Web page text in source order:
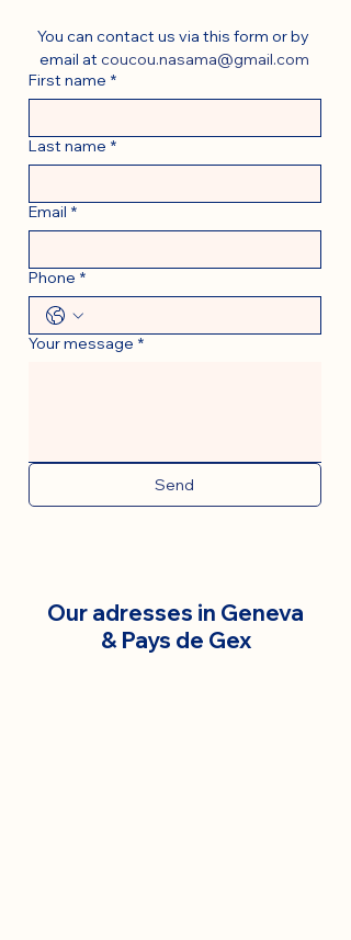
You can contact us via this form or by
email at coucou.nasama@gmail.com
First name *
Last name *
Email *
Phone *
Your message *
Send
Our adresses in Geneva
& Pays de Gex